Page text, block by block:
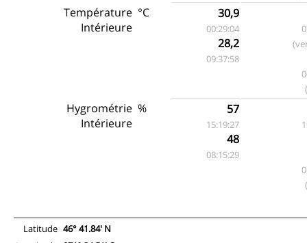
Température
Intérieure
°C 30,9
00:29:04
28,2
09:37:58
Hygrométrie
Intérieure
% 57
15:19:27
48
08:15:29
Latitude 46° 41.84' N